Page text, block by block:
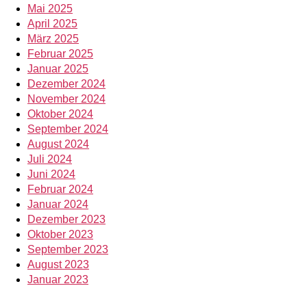
Mai 2025
April 2025
März 2025
Februar 2025
Januar 2025
Dezember 2024
November 2024
Oktober 2024
September 2024
August 2024
Juli 2024
Juni 2024
Februar 2024
Januar 2024
Dezember 2023
Oktober 2023
September 2023
August 2023
Januar 2023